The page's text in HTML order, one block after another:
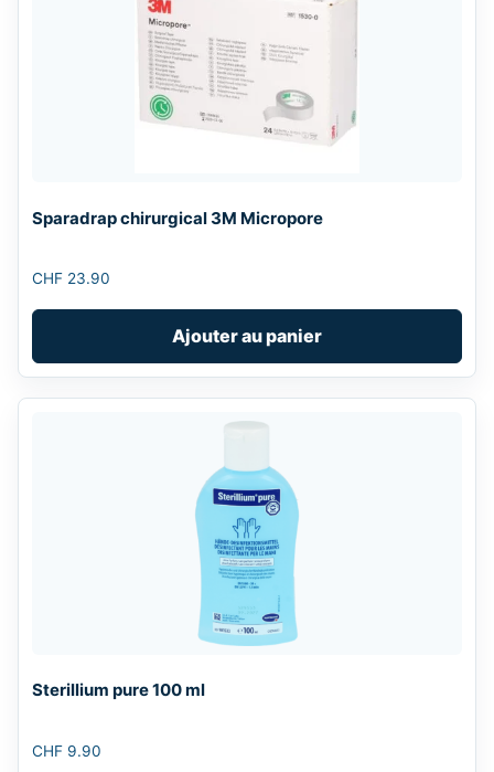
Sparadrap chirurgical 3M Micropore
CHF 23.90
Ajouter au panier
Sterillium pure 100 ml
CHF 9.90